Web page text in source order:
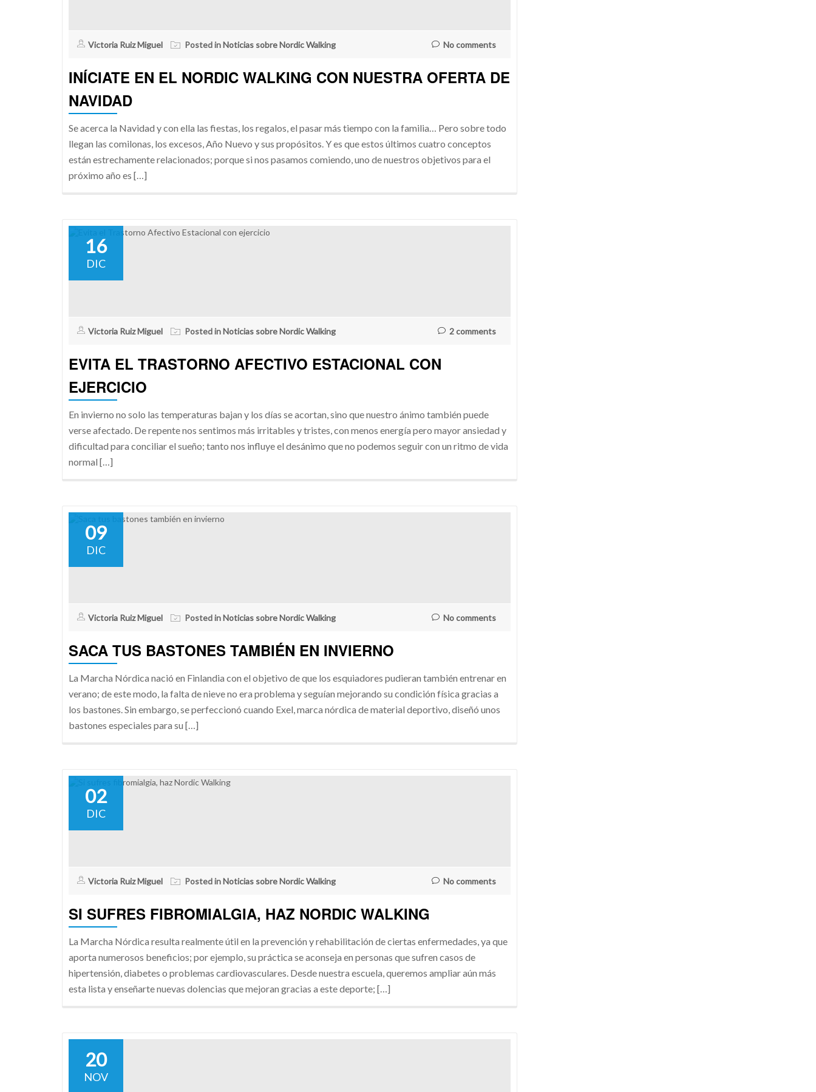
Victoria Ruiz Miguel Posted inNoticias sobre Nordic Walking No comments
INÍCIATE EN EL NORDIC WALKING CON NUESTRA OFERTA DE
NAVIDAD
Se acerca la Navidad y con ella las fiestas, los regalos, el pasar más tiempo con la familia… Pero sobre todo
llegan las comilonas, los excesos, Año Nuevo y sus propósitos. Y es que estos últimos cuatro conceptos
están estrechamente relacionados; porque si nos pasamos comiendo, uno de nuestros objetivos para el
próximo año es […]
16
DIC
Victoria Ruiz Miguel Posted inNoticias sobre Nordic Walking 2 comments
EVITA EL TRASTORNO AFECTIVO ESTACIONAL CON
EJERCICIO
En invierno no solo las temperaturas bajan y los días se acortan, sino que nuestro ánimo también puede
verse afectado. De repente nos sentimos más irritables y tristes, con menos energía pero mayor ansiedad y
dificultad para conciliar el sueño; tanto nos influye el desánimo que no podemos seguir con un ritmo de vida
normal […]
09
DIC
Victoria Ruiz Miguel Posted inNoticias sobre Nordic Walking No comments
SACA TUS BASTONES TAMBIÉN EN INVIERNO
La Marcha Nórdica nació en Finlandia con el objetivo de que los esquiadores pudieran también entrenar en
verano; de este modo, la falta de nieve no era problema y seguían mejorando su condición física gracias a
los bastones. Sin embargo, se perfeccionó cuando Exel, marca nórdica de material deportivo, diseñó unos
bastones especiales para su […]
02
DIC
Victoria Ruiz Miguel Posted inNoticias sobre Nordic Walking No comments
SI SUFRES FIBROMIALGIA, HAZ NORDIC WALKING
La Marcha Nórdica resulta realmente útil en la prevención y rehabilitación de ciertas enfermedades, ya que
aporta numerosos beneficios; por ejemplo, su práctica se aconseja en personas que sufren casos de
hipertensión, diabetes o problemas cardiovasculares. Desde nuestra escuela, queremos ampliar aún más
esta lista y enseñarte nuevas dolencias que mejoran gracias a este deporte; […]
20
NOV